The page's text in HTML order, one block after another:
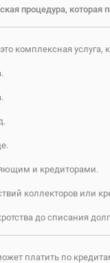
процедура, которая
комплексная услуга,
и кредиторами.
коллекторов или
до списания
платить по